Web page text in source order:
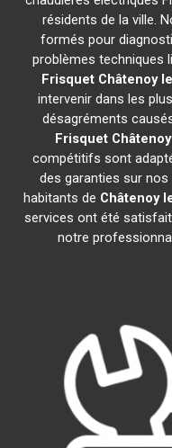
résidents de la ville.
formés pour
problèmes techniques
Frisquet Châtenoy
intervenir dans les
désagréments
Frisquet
compétitifs sont
des garanties sur
habitants de Châtenoy
services ont été
notre